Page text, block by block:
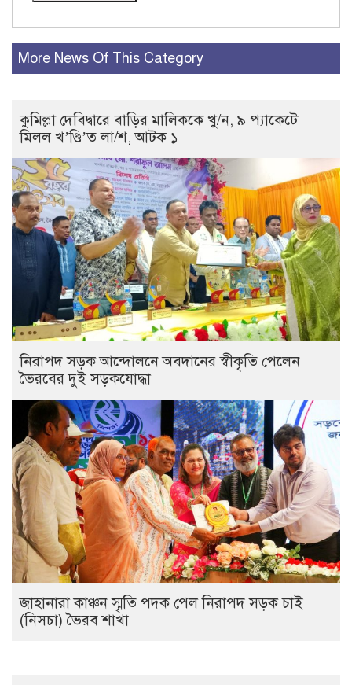
More News Of This Category
কুমিল্লা দেবিদ্বারে বাড়ির মালিককে খু/ন, ৯ প্যাকেটে
মিলল খ’ণ্ডি’ত লা/শ, আটক ১
নিরাপদ সড়ক আন্দোলনে অবদানের স্বীকৃতি পেলেন
ভৈরবের দুই সড়কযোদ্ধা
জাহানারা কাঞ্চন স্মৃতি পদক পেল নিরাপদ সড়ক চাই
(নিসচা) ভৈরব শাখা